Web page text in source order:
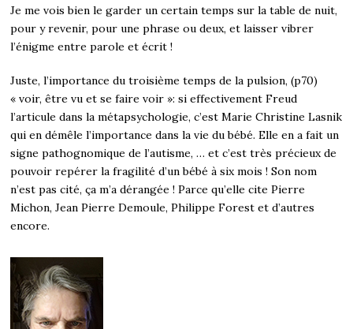
Je me vois bien le garder un certain temps sur la table de nuit,
pour y revenir, pour une phrase ou deux, et laisser vibrer
l’énigme entre parole et écrit !
Juste, l’importance du troisième temps de la pulsion, (p70)
« voir, être vu et se faire voir »: si effectivement Freud
l’articule dans la métapsychologie, c’est Marie Christine Lasnik
qui en démêle l’importance dans la vie du bébé. Elle en a fait un
signe pathognomique de l’autisme, … et c’est très précieux de
pouvoir repérer la fragilité d’un bébé à six mois ! Son nom
n’est pas cité, ça m’a dérangée ! Parce qu’elle cite Pierre
Michon, Jean Pierre Demoule, Philippe Forest et d’autres
encore.